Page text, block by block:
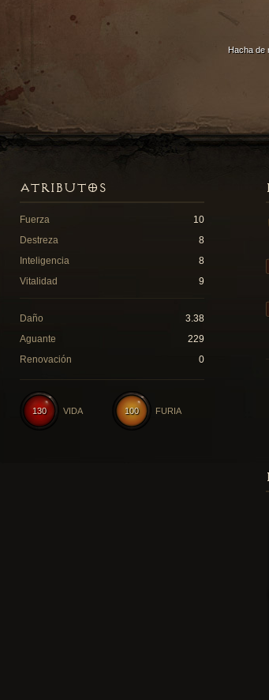
Hacha de
ATRIBUTOS
Fuerza
10
Destreza
8
Inteligencia
8
Vitalidad
9
Daño
3.38
Aguante
229
Renovación
0
100 FURIA
130 VIDA